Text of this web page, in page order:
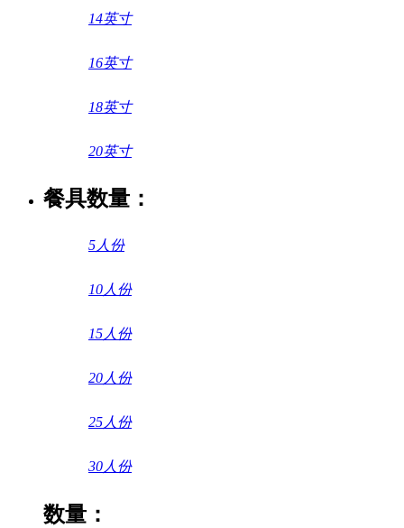
14英寸
16英寸
18英寸
20英寸
餐具数量：
5人份
10人份
15人份
20人份
25人份
30人份
数量：